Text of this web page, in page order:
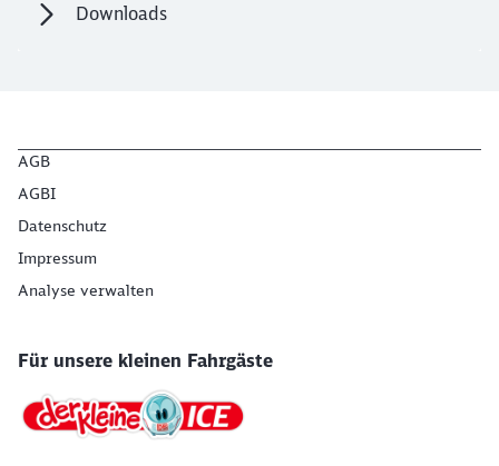
Downloads
AGB
AGBI
Datenschutz
Impressum
Analyse verwalten
Für unsere kleinen Fahrgäste